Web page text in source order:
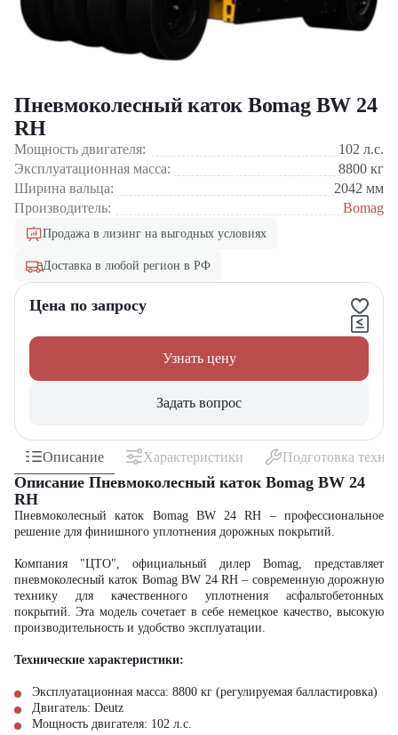
Пневмоколесный каток Bomag BW 24
RH
Мощность двигателя: 102 л.с.
Эксплуатационная масса:
8800 кг
Ширина вальца:
2042 мм
Производитель:
Bomag
Продажа в лизинг на выгодных условиях
Доставка в любой регион в РФ
Цена по запросу
Узнать цену
Задать вопрос
Описание Характеристики Подготовка
Описание Пневмоколесный каток Bomag BW 24
RH
Пневмоколесный каток Bomag BW 24 RH – профессиональное
решение для финишного уплотнения дорожных покрытий.
Компания "ЦТО", официальный дилер Bomag, представляет
пневмоколесный каток Bomag BW 24 RH – современную дорожную
технику для качественного уплотнения асфальтобетонных
покрытий. Эта модель сочетает в себе немецкое качество, высокую
производительность и удобство эксплуатации.
Технические характеристики:
Эксплуатационная масса: 8800 кг (регулируемая балластировка)
Двигатель: Deutz
Мощность двигателя: 102 л.с.